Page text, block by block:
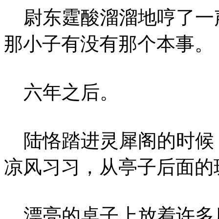
尉东霆酸溜溜地哼了一
那小子有没有那个本事。
六年之后。
陆恪踏进灵犀阁的时候
凉风习习，从亭子后面